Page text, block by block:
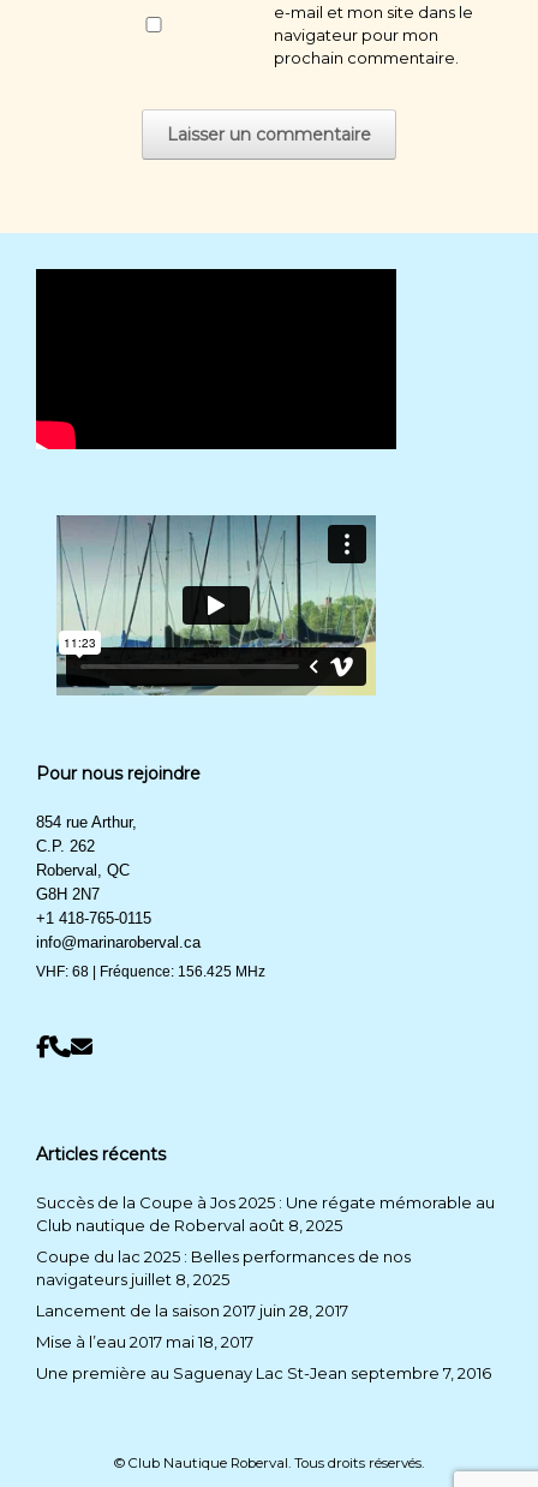
e-mail et mon site dans le
navigateur pour mon
prochain commentaire.
Pour nous rejoindre
854 rue Arthur,
C.P. 262
Roberval, QC
G8H 2N7
+1 418-765-0115
info@marinaroberval.ca
VHF: 68 | Fréquence: 156.425 MHz
Articles récents
Succès de la Coupe à Jos 2025 : Une régate mémorable au
Club nautique de Roberval août 8, 2025
Coupe du lac 2025 : Belles performances de nos
navigateurs juillet 8, 2025
Lancement de la saison 2017 juin 28, 2017
Mise à l’eau 2017 mai 18, 2017
Une première au Saguenay Lac St-Jean septembre 7, 2016
© Club Nautique Roberval. Tous droits réservés.